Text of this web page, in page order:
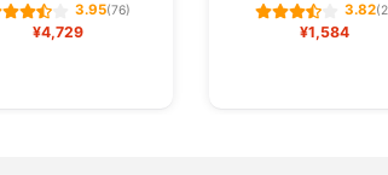
3.95(76)
¥4,729
3.82
¥1,584